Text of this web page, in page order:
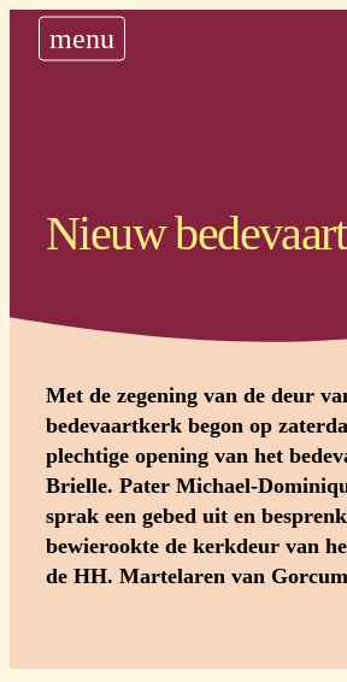
nieuws
historie
menu
Nieuw
Met de zegening van de deur
bedevaartkerk begon op
plechtige opening van het
Brielle. Pater Michael-
sprak een gebed uit en
bewierookte de kerkdeur van
de HH. Martelaren van